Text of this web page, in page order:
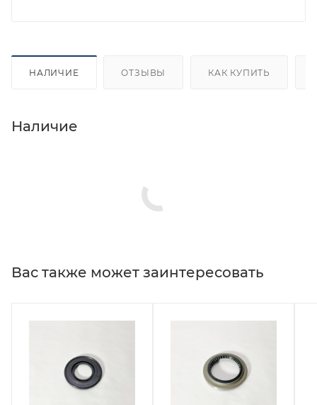
НАЛИЧИЕ ОТЗЫВЫ КАК КУПИТЬ
Наличие
Вас также может заинтересовать